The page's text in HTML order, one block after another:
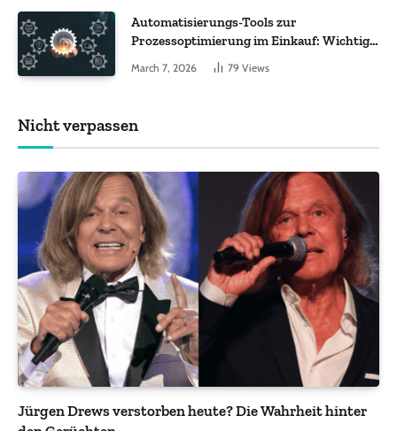
Automatisierungs-Tools zur
Prozessoptimierung im Einkauf: Wichtige
Funktionen, auf die Sie achten sollten
March 7, 2026 79 Views
Nicht verpassen
Jürgen Drews verstorben heute? Die Wahrheit hinter